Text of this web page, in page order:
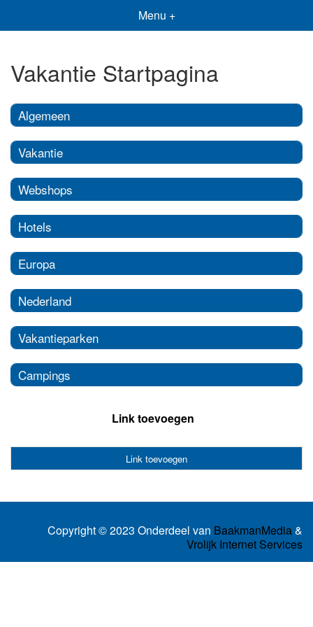
Menu +
Vakantie Startpagina
Algemeen
Vakantie
Webshops
Hotels
Europa
Nederland
Vakantieparken
Campings
Link toevoegen
Link toevoegen
Copyright © 2023 Onderdeel van BaakmanMedia&
Vrolijk Internet Services